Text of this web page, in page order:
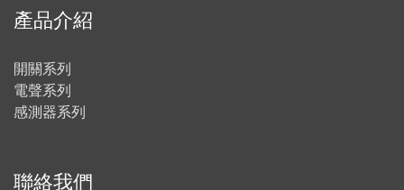
產品介紹
開關系列
電聲系列
感測器系列
聯絡我們